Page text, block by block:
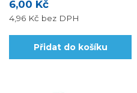
6,00 Kč
4,96 Kč bez DPH
Přidat do košíku